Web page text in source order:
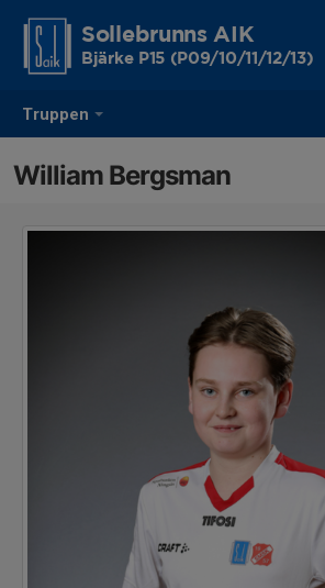
Truppen
Sollebrunns AIK
Bjärke P15 (P09/10/11/12/13)
William Bergsman